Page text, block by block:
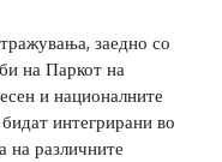
заедно со
на Паркот на
и националните
интегрирани во
на различните